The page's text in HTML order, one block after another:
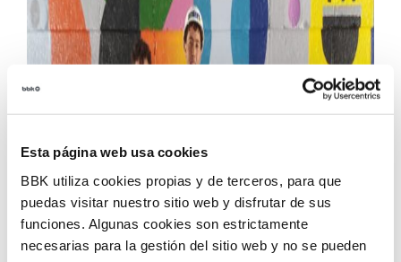
Esta página web usa cookies
BBK utiliza cookies propias y de terceros, para que
puedas visitar nuestro sitio web y disfrutar de sus
funciones. Algunas cookies son estrictamente
necesarias para la gestión del sitio web y no se pueden